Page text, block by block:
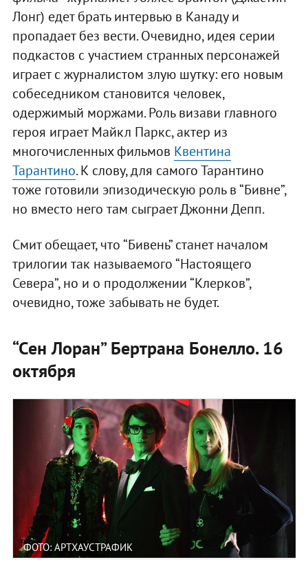
Лонг) едет брать интервью в Канаду и
пропадает без вести. Очевидно, идея серии
подкастов с участием странных персонажей
играет с журналистом злую шутку: его новым
собеседником становится человек,
одержимый моржами. Роль визави главного
героя играет Майкл Паркс, актер из
многочисленных фильмов Квентина
Тарантино. К слову, для самого Тарантино
тоже готовили эпизодическую роль в “Бивне”,
но вместо него там сыграет Джонни Депп.
Смит обещает, что “Бивень” станет началом
трилогии так называемого “Настоящего
Севера”, но и о продолжении “Клерков”,
очевидно, тоже забывать не будет.
“Сен Лоран” Бертрана Бонелло. 16
октября
ФОТО: АРТХАУСТРАФИК